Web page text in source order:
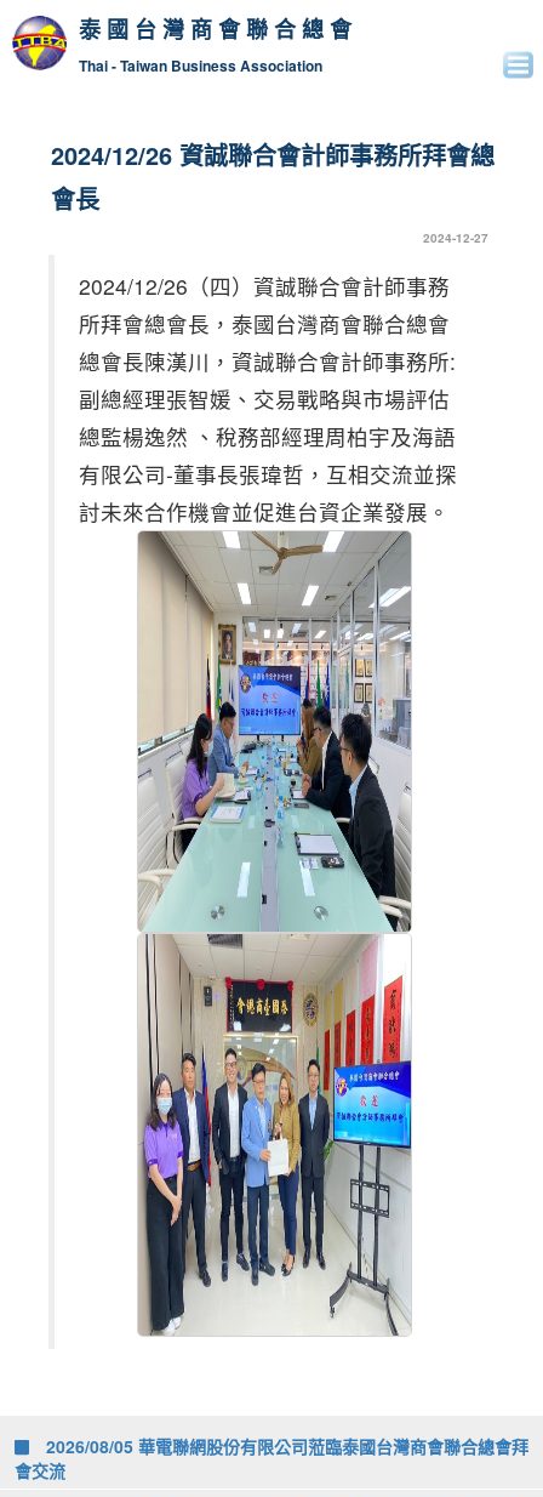
泰國台灣商會聯合總會
Thai - Taiwan Business Association
2024/12/26 資誠聯合會計師事務所拜會總
會長
2024-12-27
2024/12/26（四）資誠聯合會計師事務
所拜會總會長，泰國台灣商會聯合總會
總會長陳漢川，資誠聯合會計師事務所:
副總經理張智媛、交易戰略與市場評估
總監楊逸然 、稅務部經理周柏宇及海語
有限公司-董事長張瑋哲，互相交流並探
討未來合作機會並促進台資企業發展。
2026/08/05 華電聯網股份有限公司蒞臨泰國台灣商會聯合總會拜
會交流